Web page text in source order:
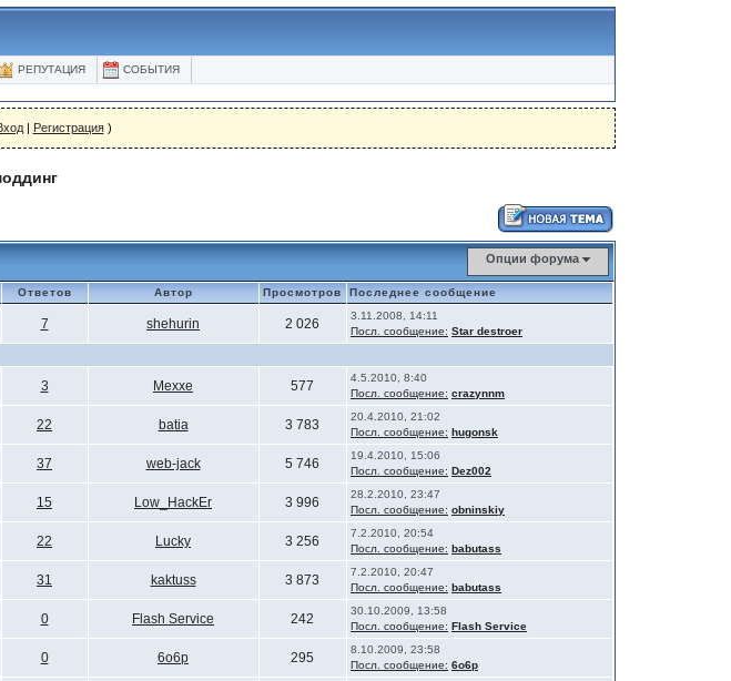
РЕПУТАЦИЯ СОБЫТИЯ
| Регистрация)
Опции форума
Ответов Автор Просмотров Последнее сообщение
7 shehurin 2 026
3.11.2008, 14:11
Посл. сообщение: Star destroer
3 Mexxe 577
4.5.2010, 8:40
Посл. сообщение: crazynnm
22 batia 3 783
20.4.2010, 21:02
Посл. сообщение: hugonsk
37 web-jack 5 746
19.4.2010, 15:06
Посл. сообщение: Dez002
15 Low_HackEr 3 996
28.2.2010, 23:47
Посл. сообщение: obninskiy
22 Lucky 3 256
7.2.2010, 20:54
Посл. сообщение: babutass
31 kaktuss 3 873
7.2.2010, 20:47
Посл. сообщение: babutass
0 Flash Service 242
30.10.2009, 13:58
Посл. сообщение: Flash Service
0 6o6p 295
8.10.2009, 23:58
Посл. сообщение: 6o6p